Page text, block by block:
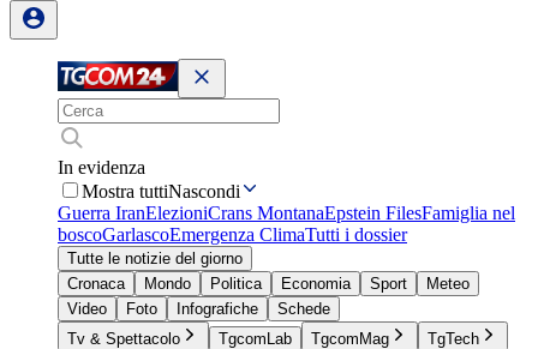
In evidenza
Mostra tuttiNascondi
Guerra IranElezioniCrans MontanaEpstein FilesFamiglia nel
boscoGarlascoEmergenza ClimaTutti i dossier
Tutte le notizie del giorno
Cronaca
Mondo Politica Economia Sport
Meteo
Video
Foto Infografiche
Schede
Tv & Spettacolo
TgcomLab TgcomMag
TgTech